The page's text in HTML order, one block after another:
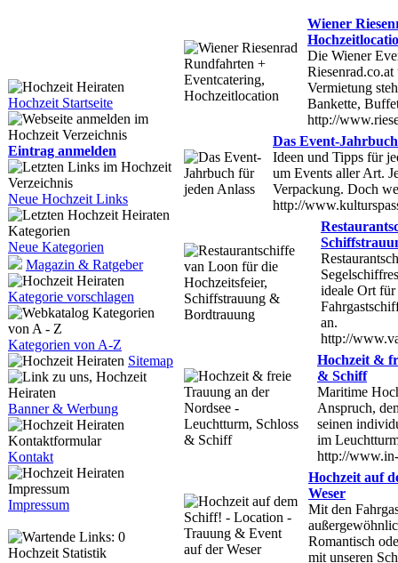
Hochzeit Startseite
Eintrag anmelden
Neue Hochzeit Links
Neue Kategorien
Magazin & Ratgeber
Kategorie vorschlagen
Kategorien von A-Z
Sitemap
Banner & Werbung
Kontakt
Impressum
Hochzeit Statistik
Wiener
Die Wiener
Vermietung
Bankette,
http://
Das Event-
Ideen und Tipps für
um Events aller Art.
Verpackung. Doch
http://
ideale Ort
an.
http://
Hochzeit &
& Schiff
Maritime
Anspruch,
seinen
im
http://
Hochzeit auf
Weser
Mit den
Romantisch
mit unseren